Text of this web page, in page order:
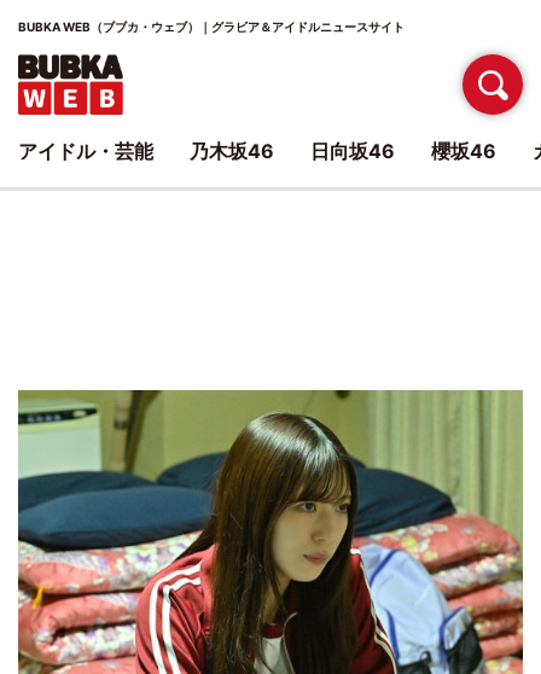
BUBKA WEB（ブブカ・ウェブ）｜グラビア＆アイドルニュースサイト
アイドル・芸能 乃木坂46 日向坂46 櫻坂46